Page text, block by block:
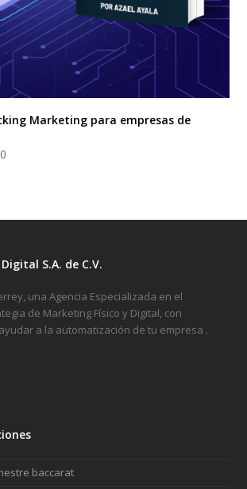
Marketing para empresas de
S.A. de C.V.
una Agencia Especializada en el
de Marketing Físico y Digital, con
a la automatización de tu empresa .
baccarat